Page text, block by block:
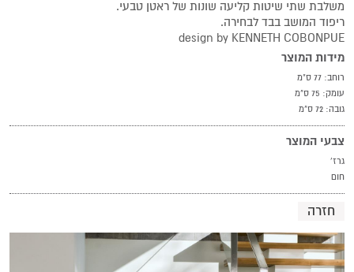
משלבת שתי שיטות קליעה שונות של ראטן טבעי.
ריפוד המושב בבד לבחירה.
design by KENNETH COBONPUE
מידות המוצר
רוחב: 77 ס"מ
עומק: 75 ס"מ
גובה: 72 ס"מ
צבעי המוצר
גרז'
חום
חזרה